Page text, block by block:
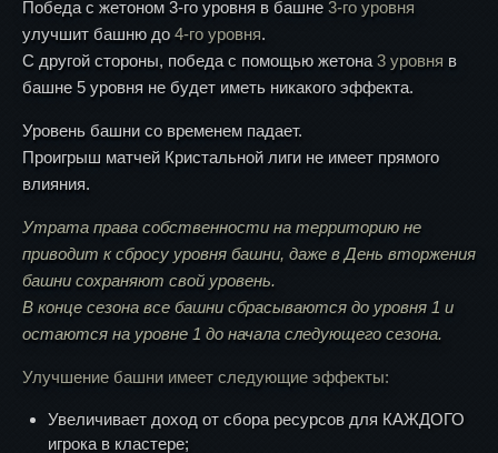
Победа с жетоном 3-го уровня в башне 3-го уровня
улучшит башню до 4-го уровня.
С другой стороны, победа с помощью жетона 3 уровня в
башне 5 уровня не будет иметь никакого эффекта.
Уровень башни со временем падает.
Проигрыш матчей Кристальной лиги не имеет прямого
влияния.
Утрата права собственности на территорию не
приводит к сбросу уровня башни, даже в День вторжения
башни сохраняют свой уровень.
В конце сезона все башни сбрасываются до уровня 1 и
остаются на уровне 1 до начала следующего сезона.
Улучшение башни имеет следующие эффекты:
Увеличивает доход от сбора ресурсов для КАЖДОГО
игрока в кластере;